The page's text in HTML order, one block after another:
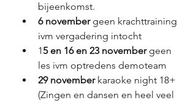
bijeenkomst.
6 november geen krachttraining
ivm vergadering intocht
15 en 16 en 23 november geen
les ivm optredens demoteam
29 november karaoke night 18+
(Zingen en dansen en heel veel